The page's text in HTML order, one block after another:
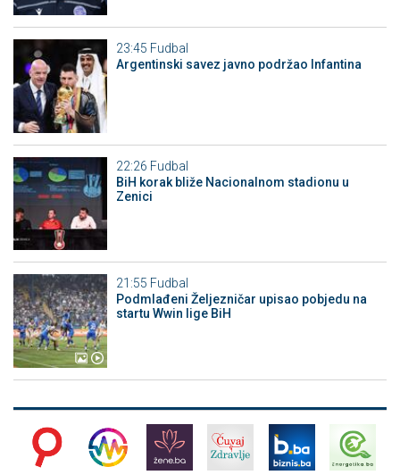
23:45 Fudbal
Argentinski savez javno podržao Infantina
22:26 Fudbal
BiH korak bliže Nacionalnom stadionu u
Zenici
21:55 Fudbal
Podmlađeni Željezničar upisao pobjedu na
startu Wwin lige BiH